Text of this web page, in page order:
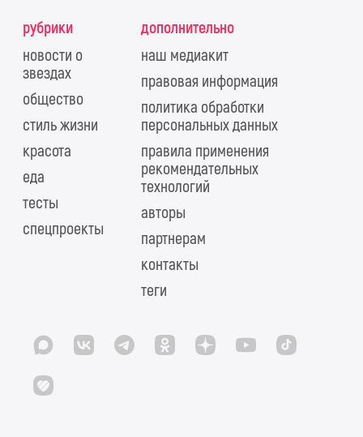
рубрики
новости о
звездах
общество
стиль жизни
красота
еда
тесты
спецпроекты
дополнительно
наш медиакит
правовая информация
политика обработки
персональных данных
правила применения
рекомендательных
технологий
авторы
партнерам
контакты
теги